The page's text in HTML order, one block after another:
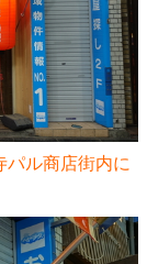
パル商店街内に